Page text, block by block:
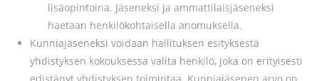
lisäopintoina. Jäseneksi ja ammattilaisjäseneksi
haetaan henkilökohtaisella anomuksella.
Kunniajäseneksi voidaan hallituksen esityksestä
yhdistyksen kokouksessa valita henkilö, joka on erityisesti